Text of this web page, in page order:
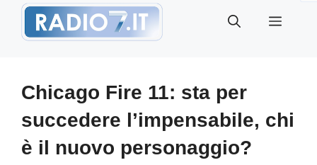
Menu
Chicago Fire 11: sta per
succedere l’impensabile, chi
è il nuovo personaggio?